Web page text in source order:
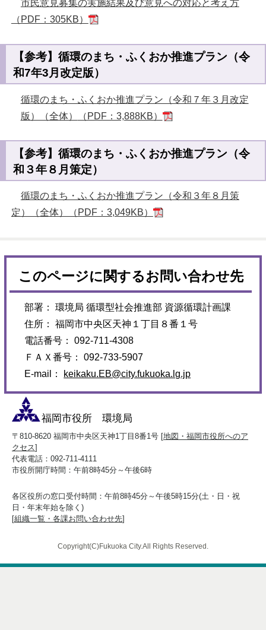
市民意見募集の実施結果及び意見への対応と考え方
（PDF：305KB）
【参考】循環のまち・ふくおか推進プラン（令
和7年3月改定版）
循環のまち・ふくおか推進プラン（令和７年３月改定
版）（全体）
（PDF：3,888KB）
【参考】循環のまち・ふくおか推進プラン（令
和３年８月策定）
循環のまち・ふくおか推進プラン（令和３年８月策
定）（全体）（PDF：3,049KB）
このページに関するお問い合わせ先
部署： 環境局 循環型社会推進部 資源循環計画課
住所： 福岡市中央区天神１丁目８番１号
電話番号： 092-711-4308
ＦＡＸ番号： 092-733-5907
E-mail：
keikaku.EB@city.fukuoka.lg.jp
福岡市役所 環境局
〒810-8620 福岡市中央区天神1丁目8番1号 [地図・福岡市役所へのア
クセス]
代表電話：092-711-4111
市役所開庁時間：午前8時45分～午後6時
各区役所の窓口受付時間：午前8時45分～午後5時15分(土・日・祝
日・年末年始を除く)
[組織一覧・各課お問い合わせ先]
Copyright(C)Fukuoka City.All Rights Reserved.